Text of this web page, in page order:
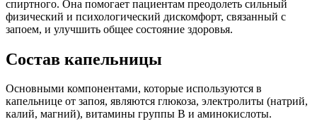
спиртного. Она помогает пациентам преодолеть сильный
физический и психологический дискомфорт, связанный с
запоем, и улучшить общее состояние здоровья.
Состав капельницы
Основными компонентами, которые используются в
капельнице от запоя, являются глюкоза, электролиты (натрий,
калий, магний), витамины группы В и аминокислоты.